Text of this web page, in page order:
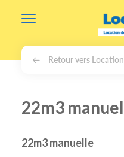
Retour vers
22m3
22m3 manuelle